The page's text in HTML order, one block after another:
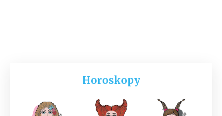
Horoskopy